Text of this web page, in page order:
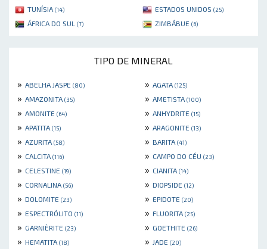
TUNÍSIA (14) ESTADOS UNIDOS (25)
ÁFRICA DO SUL (7) ZIMBÁBUE (6)
TIPO DE MINERAL
» ABELHA JASPE (80) » AGATA (125)
» AMAZONITA (35) » AMETISTA (100)
» AMONITE (64) » ANHYDRITE (15)
» APATITA (15) » ARAGONITE (13)
» AZURITA (58) » BARITA (41)
» CALCITA (116) » CAMPO DO CÉU (23)
» CELESTINE (19) » CIANITA (14)
» CORNALINA (56) » DIOPSIDE (12)
» DOLOMITE (23) » EPIDOTE (20)
» ESPECTRÓLITO (11) » FLUORITA (25)
» GARNIÈRITE (23) » GOETHITE (26)
» HEMATITA (18) » JADE (20)